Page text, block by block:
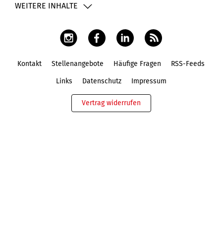
WEITERE INHALTE
Kontakt Stellenangebote Häufige Fragen RSS-Feeds
Links Datenschutz Impressum
Vertrag widerrufen